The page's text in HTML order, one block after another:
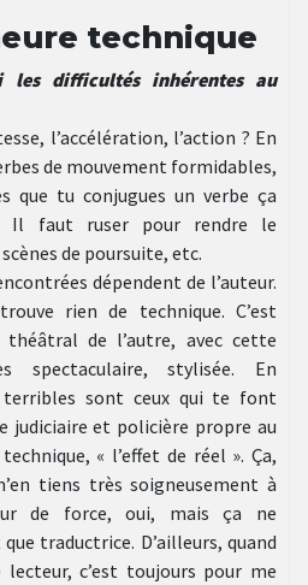
technique
les difficultés inhérentes au
l’accélération, l’action ? En
de mouvement formidables,
que tu conjugues un verbe ça
Il faut ruser pour rendre le
de poursuite, etc.
dépendent de l’auteur.
rien de technique. C’est
de l’autre, avec cette
spectaculaire, stylisée. En
terribles sont ceux qui te font
judiciaire et policière propre au
« l’effet de réel ». Ça,
tiens très soigneusement à
de force, oui, mais ça ne
traductrice. D’ailleurs, quand
c’est toujours pour me